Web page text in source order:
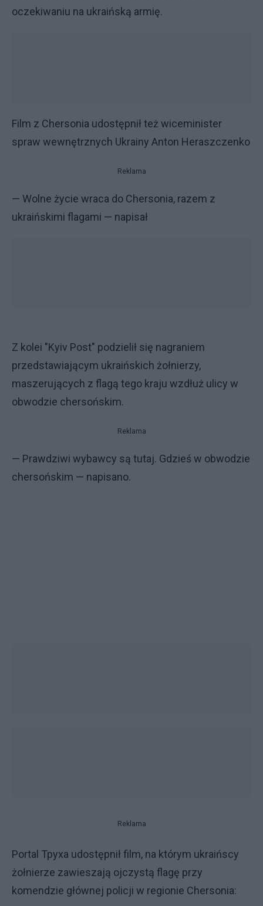
oczekiwaniu na ukraińską armię.
Film z Chersonia udostępnił też wiceminister
spraw wewnętrznych Ukrainy Anton Heraszczenko
Reklama
— Wolne życie wraca do Chersonia, razem z
ukraińskimi flagami — napisał
Z kolei "Kyiv Post" podzielił się nagraniem
przedstawiającym ukraińskich żołnierzy,
maszerujących z flagą tego kraju wzdłuż ulicy w
obwodzie chersońskim.
Reklama
— Prawdziwi wybawcy są tutaj. Gdzieś w obwodzie
chersońskim — napisano.
Reklama
Portal Tpyxa udostępnił film, na którym ukraińscy
żołnierze zawieszają ojczystą flagę przy
komendzie głównej policji w regionie Chersonia: